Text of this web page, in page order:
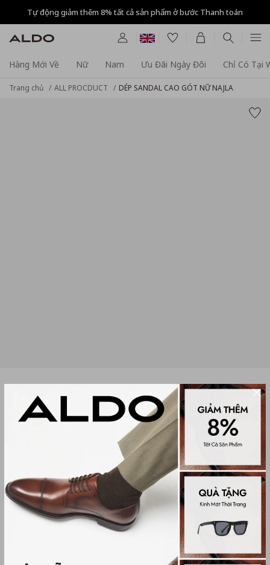
Tự động giảm thêm 8% tất cả sản phẩm ở bước Thanh toán
Hàng Mới Về Nữ Nam Ưu Đãi Ngày Đôi Chỉ Có Tại
Trang chủ ALL PROCDUCT DÉP SANDAL CAO GÓT NỮ NAJLA
DÉP SANDAL CAO GÓT NỮ NAJLA
1,950,000₫
Màu sắc BLACK
Hướng dẫn chọn size: